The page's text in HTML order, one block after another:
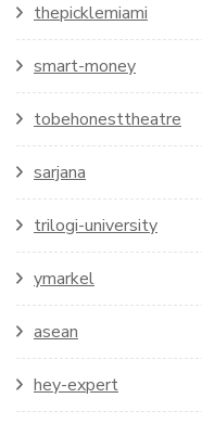
thepicklemiami
smart-money
tobehonesttheatre
sarjana
trilogi-university
ymarkel
asean
hey-expert